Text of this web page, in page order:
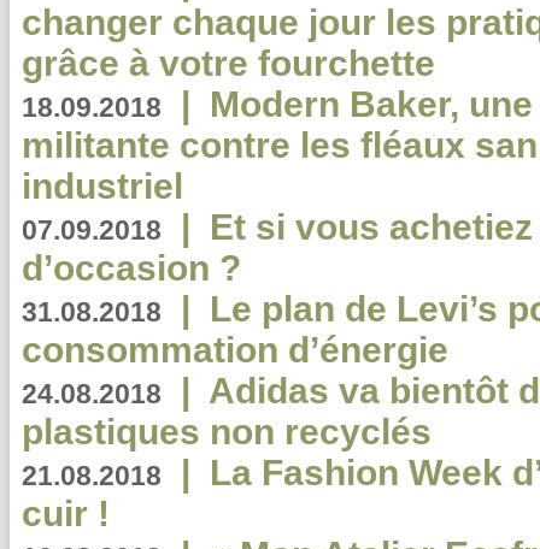
changer chaque jour les
grâce à votre fourchette
18.09.2018 | Modern Baker,
militante contre les fléaux
industriel
07.09.2018 | Et si vous
d’occasion ?
31.08.2018 | Le plan de Levi’s
consommation d’énergie
24.08.2018 | Adidas va bientôt
plastiques non recyclés
21.08.2018 | La Fashion Week
cuir !